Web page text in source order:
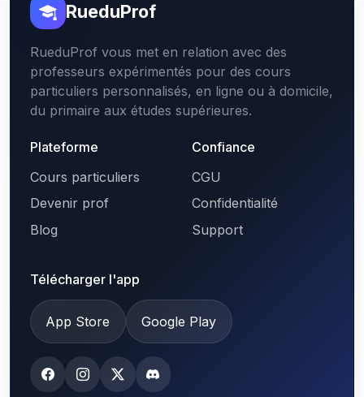
RueduProf
RueduProf vous met en relation avec des
professeurs expérimentés pour des cours
particuliers personnalisés, en ligne ou à domicile,
du primaire aux études supérieures.
Plateforme
Cours particuliers
Devenir prof
Blog
Confiance
CGU
Confidentialité
Support
Télécharger l'app
App Store Google Play